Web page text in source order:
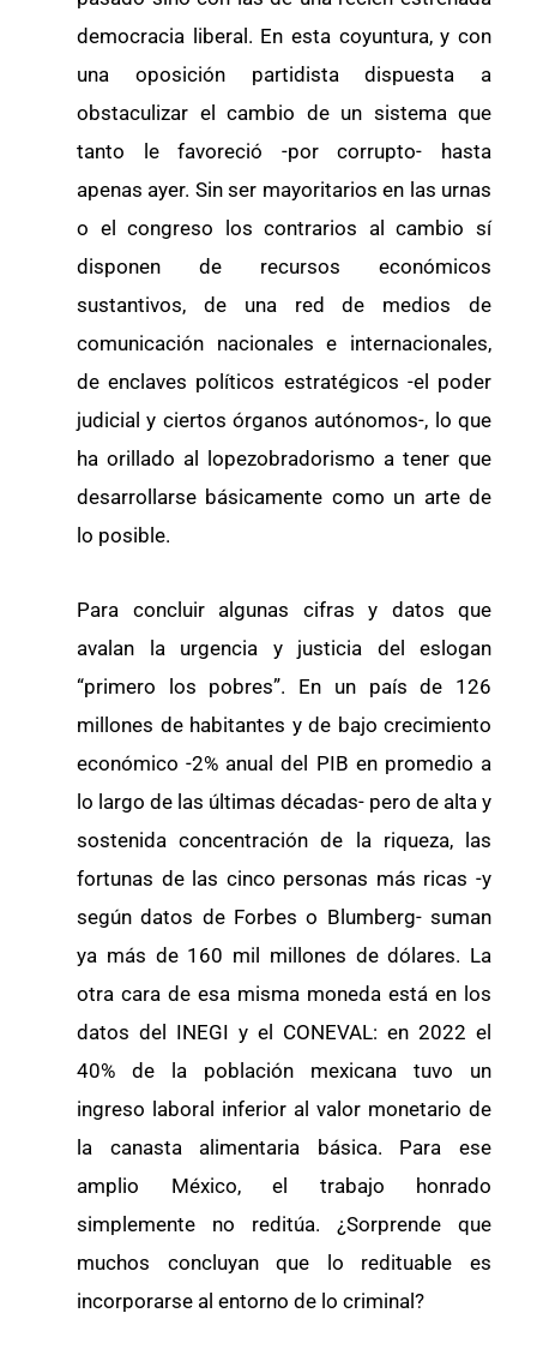
democracia liberal. En esta coyuntura, y con
una oposición partidista dispuesta a
obstaculizar el cambio de un sistema que
tanto le favoreció -por corrupto- hasta
apenas ayer. Sin ser mayoritarios en las urnas
o el congreso los contrarios al cambio sí
disponen de recursos económicos
sustantivos, de una red de medios de
comunicación nacionales e internacionales,
de enclaves políticos estratégicos -el poder
judicial y ciertos órganos autónomos-, lo que
ha orillado al lopezobradorismo a tener que
desarrollarse básicamente como un arte de
lo posible.
Para concluir algunas cifras y datos que
avalan la urgencia y justicia del eslogan
“primero los pobres”. En un país de 126
millones de habitantes y de bajo crecimiento
económico -2% anual del PIB en promedio a
lo largo de las últimas décadas- pero de alta y
sostenida concentración de la riqueza, las
fortunas de las cinco personas más ricas -y
según datos de Forbes o Blumberg- suman
ya más de 160 mil millones de dólares. La
otra cara de esa misma moneda está en los
datos del INEGI y el CONEVAL: en 2022 el
40% de la población mexicana tuvo un
ingreso laboral inferior al valor monetario de
la canasta alimentaria básica. Para ese
amplio México, el trabajo honrado
simplemente no reditúa. ¿Sorprende que
muchos concluyan que lo redituable es
incorporarse al entorno de lo criminal?